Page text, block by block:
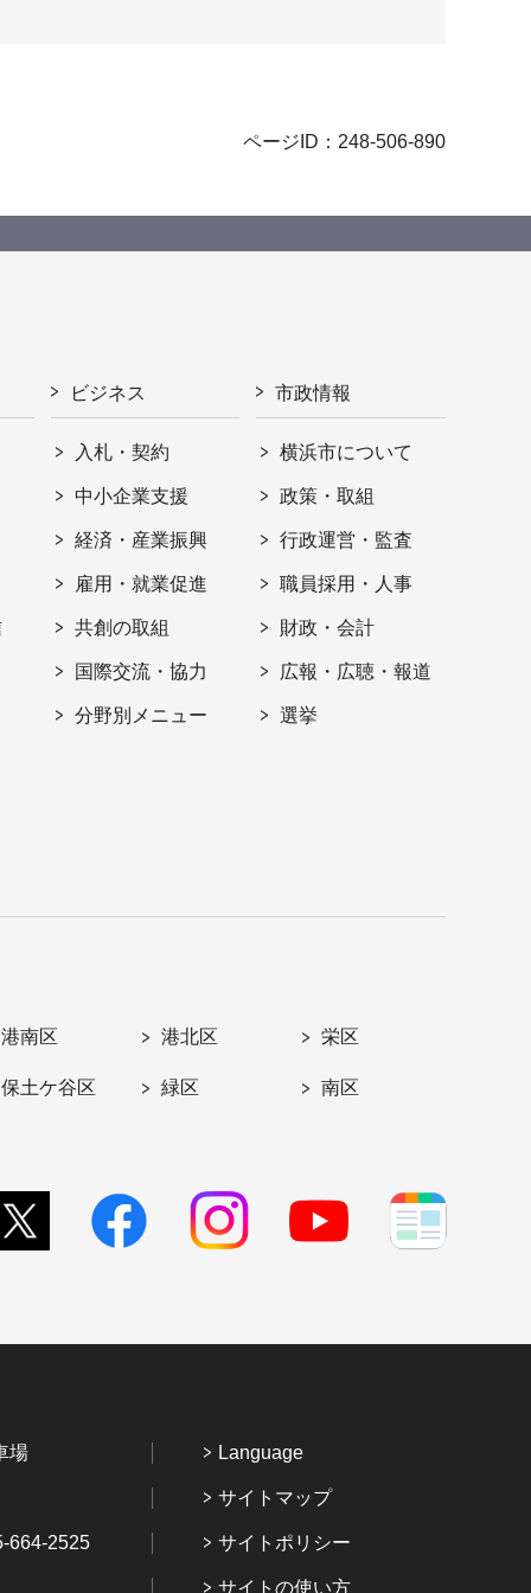
ページID：248-506-890
ビジネス
入札・契約
中小企業支援
経済・産業振興
雇用・就業促進
共創の取組
国際交流・協力
分野別メニュー
市政情報
横浜市について
政策・取組
行政運営・監査
職員採用・人事
財政・会計
広報・広聴・報道
選挙
港南区 港北区 栄区
保土ケ谷区 緑区 南区
場
664-2525
Language
サイトマップ
サイトポリシー
サイトの使い方